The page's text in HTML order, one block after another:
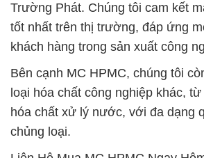
Trường Phát. Chúng tôi cam kết
tốt nhất trên thị trường, đáp ứng
khách hàng trong sản xuất công
Bên cạnh MC HPMC, chúng tôi
loại hóa chất công nghiệp khác,
hóa chất xử lý nước, với đa dạng
chủng loại.